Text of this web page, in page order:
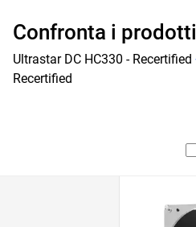
Confronta i prodotti
Ultrastar DC HC330 - Recertified
Recertified